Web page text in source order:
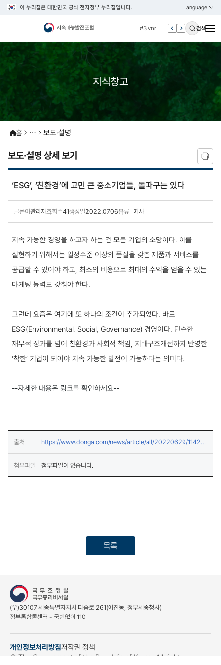
이 누리집은 대한민국 공식 전자정부 누리집입니다. Language
열기
KOREAN
ENGLISH
#3 vnr
#4 관세
#6 빈곤
#7 un
검색
지식창고
홈 보도·설명
보도·설명 상세 보기
‘ESG’, ‘친환경’에 고민 큰 중소기업들, 돌파구는 있다
글쓴이 관리자조회수41생성일2022.07.06분류 기사
지속 가능한 경영을 하고자 하는 건 모든 기업의 소망이다. 이를
실현하기 위해서는 일정수준 이상의 품질을 갖춘 제품과 서비스를
공급할 수 있어야 하고, 최소의 비용으로 최대의 수익을 얻을 수 있는
마케팅 능력도 갖춰야 한다.
그런데 요즘은 여기에 또 하나의 조건이 추가되었다. 바로
ESG(Environmental, Social, Governance) 경영이다. 단순한
재무적 성과를 넘어 친환경과 사회적 책임, 지배구조개선까지 반영한
‘착한’ 기업이 되어야 지속 가능한 발전이 가능하다는 의미다.
--자세한 내용은 링크를 확인하세요--
출처
https://www.donga.com/news/article/all/20220629/11420
8978/1
첨부파일
첨부파일이 없습니다.
목록
(우)30107 세종특별자치시 다솜로 261(어진동, 정부세종청사)
정부통합콜센터 - 국번없이 110
개인정보처리방침저작권 정책
(새창열림)
© The Government of the Republic of Korea. All rights